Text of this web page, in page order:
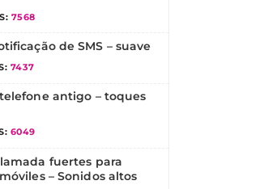
7568
de SMS – suave
7437
antigo – toques
6049
fuertes para
– Sonidos altos